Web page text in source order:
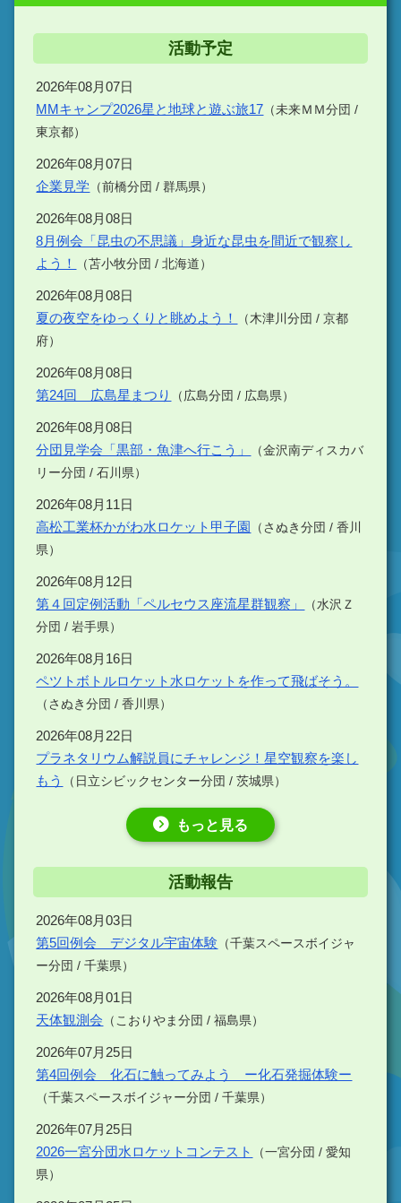
活動予定
2026年08月07日
MMキャンプ2026星と地球と遊ぶ旅17 （未来ＭＭ分団 /
東京都）
2026年08月07日
企業見学 （前橋分団 / 群馬県）
2026年08月08日
8月例会「昆虫の不思議」身近な昆虫を間近で観察し
よう！
（苫小牧分団 / 北海道）
2026年08月08日
夏の夜空をゆっくりと眺めよう！
（木津川分団 / 京都
府）
2026年08月08日
第24回 広島星まつり
（広島分団 / 広島県）
2026年08月08日
分団見学会「黒部・魚津へ行こう」
（金沢南ディスカバ
リー分団 / 石川県）
2026年08月11日
高松工業杯かがわ水ロケット甲子園 （さぬき分団 / 香川
県）
2026年08月12日
第４回定例活動「ペルセウス座流星群観察」
（水沢Ｚ
分団 / 岩手県）
2026年08月16日
ペツトボトルロケット水ロケットを作って飛ばそう。
（さぬき分団 / 香川県）
2026年08月22日
プラネタリウム解説員にチャレンジ！星空観察を楽し
もう
（日立シビックセンター分団 / 茨城県）
もっと見る
活動報告
2026年08月03日
第5回例会 デジタル宇宙体験 （千葉スペースボイジャ
ー分団 / 千葉県）
2026年08月01日
天体観測会 （こおりやま分団 / 福島県）
2026年07月25日
第4回例会 化石に触ってみよう ー化石発掘体験ー
（千葉スペースボイジャー分団 / 千葉県）
2026年07月25日
2026一宮分団水ロケットコンテスト
（一宮分団 / 愛知
県）